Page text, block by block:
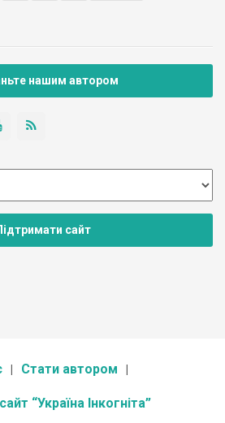
нашим автором
сайт
Стати автором
“Україна Інкогніта”